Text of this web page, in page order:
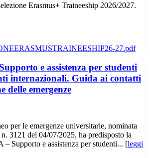
Erasmus+ Traineeship 2026/2027.
e assistenza per studenti
internazionali. Guida ai contatti
delle emergenze
per le emergenze universitarie, nominata
3121 del 04/07/2025, ha predisposto la
Supporto e assistenza per studenti... [leggi